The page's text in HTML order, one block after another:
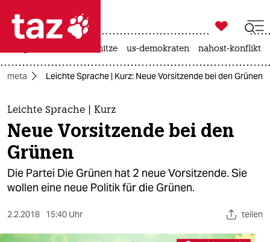
 taz zahl ich
taz zahl ich
themen
politik
öko
gesellschaft
kultur

taz zahl ich
hitze us-demokraten nahost-konflikt
meta Leichte Sprache | Kurz: Neue Vorsitzende bei den Grünen
Leichte Sprache | Kurz
Neue Vorsitzende bei den
Grünen
Die Partei Die Grünen hat 2 neue Vorsitzende. Sie
wollen eine neue Politik für die Grünen.
2.2.2018 15:40 Uhr teilen